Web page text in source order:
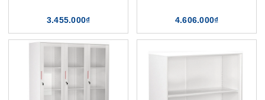
3.455.000₫ 4.606.000₫